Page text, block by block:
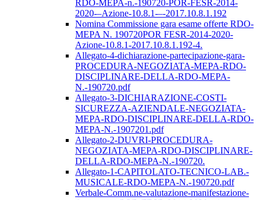
RDO-MEPA-n.-190720-POR-FESR-2014-
2020-–Azione-10.8.1-–-2017.10.8.1.192
Nomina Commissione gara esame offerte RDO-
MEPA N. 190720POR FESR-2014-2020-
Azione-10.8.1-2017.10.8.1.192-4.
Allegato-4-dichiarazione-partecipazione-gara-
PROCEDURA-NEGOZIATA-MEPA-RDO-
DISCIPLINARE-DELLA-RDO-MEPA-
N.-190720.pdf
Allegato-3-DICHIARAZIONE-COSTI-
SICUREZZA-AZIENDALE-NEGOZIATA-
MEPA-RDO-DISCIPLINARE-DELLA-RDO-
MEPA-N.-1907201.pdf
Allegato-2-DUVRI-PROCEDURA-
NEGOZIATA-MEPA-RDO-DISCIPLINARE-
DELLA-RDO-MEPA-N.-190720.
Allegato-1-CAPITOLATO-TECNICO-LAB.-
MUSICALE-RDO-MEPA-N.-190720.pdf
Verbale-Comm.ne-valutazione-manifestazione-